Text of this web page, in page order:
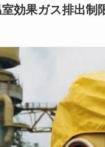
効果ガス排出制